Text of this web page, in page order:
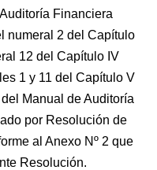
Financiera
numeral 2 del Capítulo
12 del Capítulo IV
1 y 11 del Capítulo V
Manual de Auditoría
por Resolución de
al Anexo Nº 2 que
Resolución.